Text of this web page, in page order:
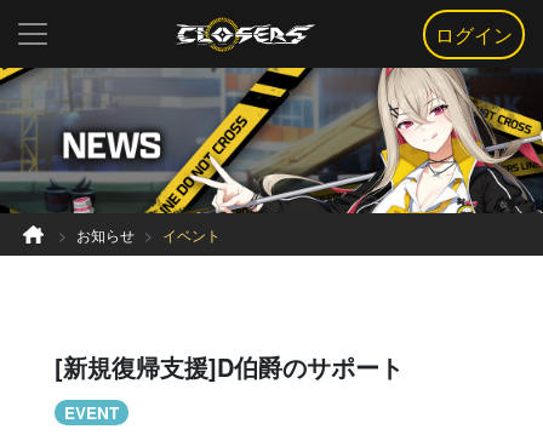
ログイン
お知らせ イベント
[新規復帰支援]D伯爵のサポート
EVENT